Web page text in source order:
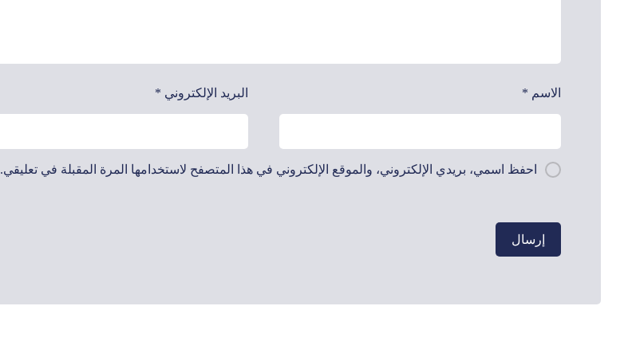
الاسم * البريد الإلكتروني *
احفظ اسمي، بريدي الإلكتروني، والموقع الإلكتروني في هذا المتصفح لاستخدامها المرة المقبلة في تعليقي.